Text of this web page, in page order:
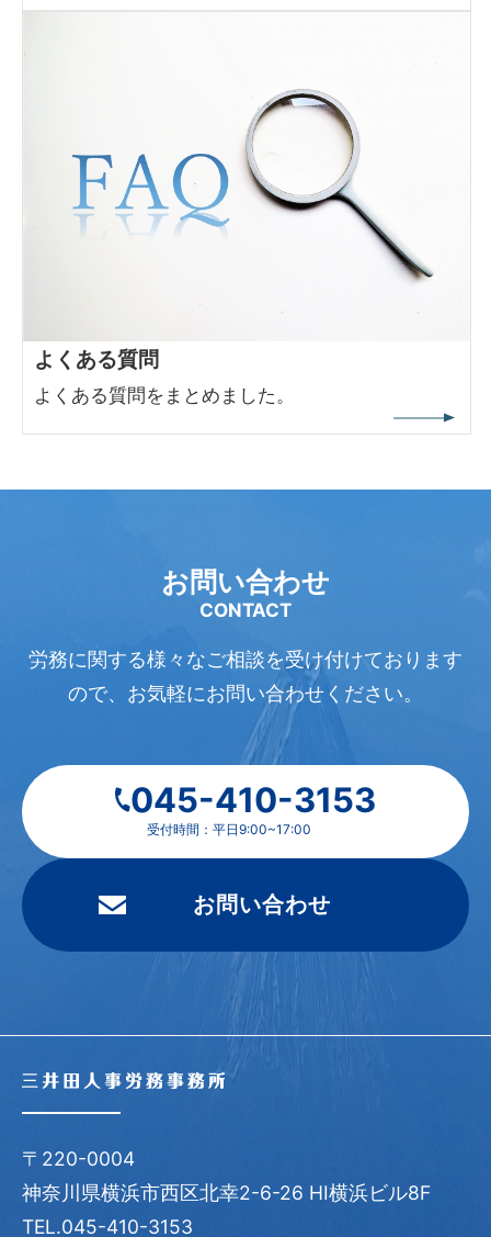
よくある質問
よくある質問をまとめました。
お問い合わせ
CONTACT
労務に関する様々なご相談を受け付けております
ので、 お気軽にお問い合わせください。
045-410-3153
受付時間：平日9:00~17:00
お問い合わせ
〒220-0004
神奈川県横浜市西区北幸2-6-26 HI横浜ビル8F
TEL.045-410-3153